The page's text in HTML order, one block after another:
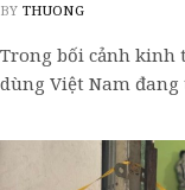
BY THUONG
Trong bối cảnh kinh
dùng Việt Nam